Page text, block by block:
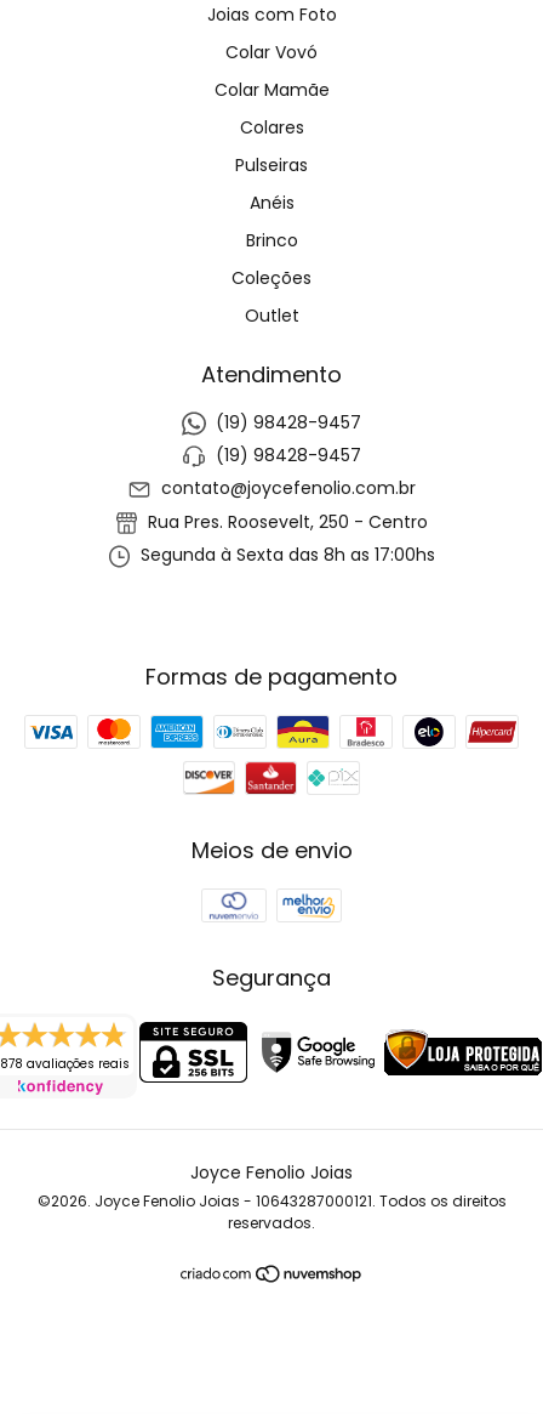
Joias com Foto
Colar Vovó
Colar Mamãe
Colares
Pulseiras
Anéis
Brinco
Coleções
Outlet
Atendimento
(19) 98428-9457
(19) 98428-9457
contato@joycefenolio.com.br
Rua Pres. Roosevelt, 250 - Centro
Segunda à Sexta das 8h as 17:00hs
Formas de pagamento
Meios de envio
Segurança
avaliações reais
Joyce Fenolio Joias
©2026. Joyce Fenolio Joias - 10643287000121. Todos os direitos
reservados.